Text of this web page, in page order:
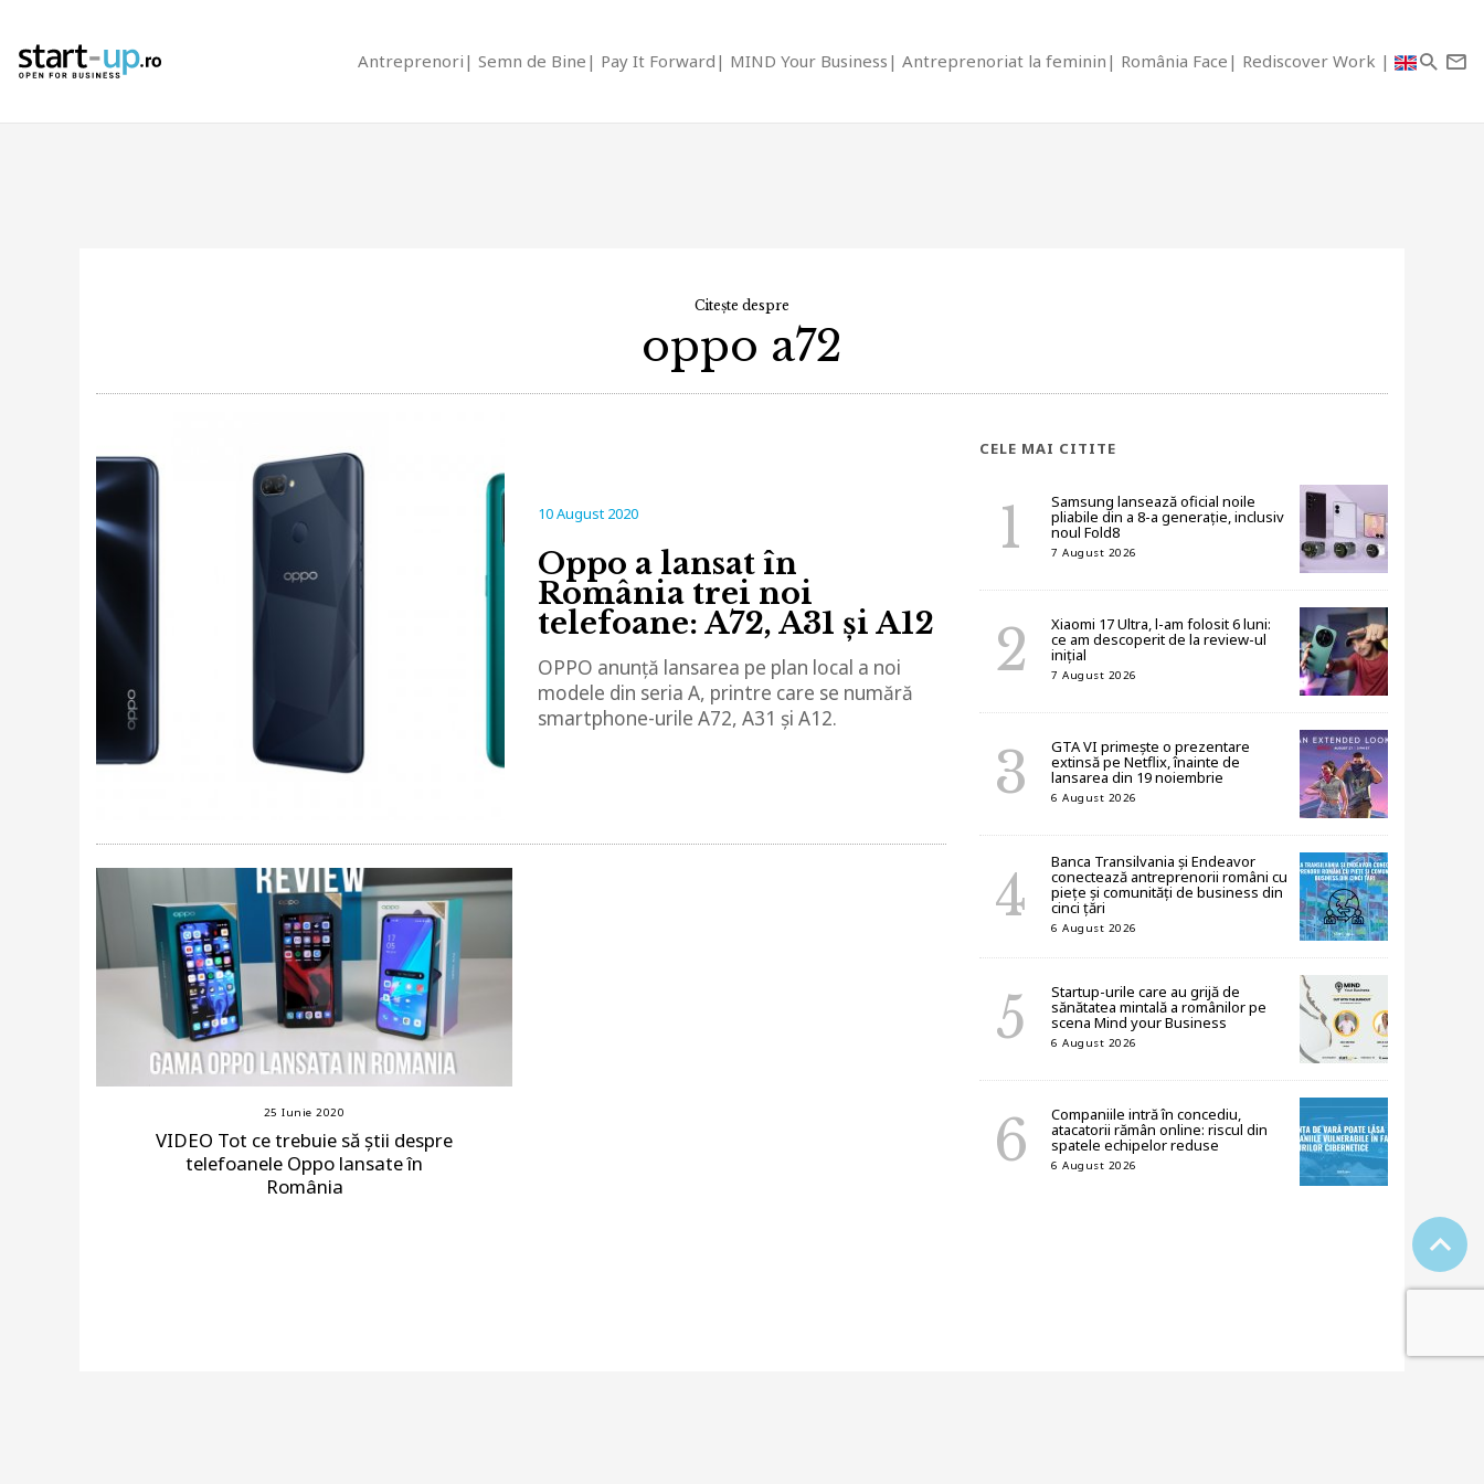
Antreprenori Semn de Bine Pay It Forward MIND Your Business Antreprenoriat la feminin România Face Rediscover Work
Citește despre
oppo a72
10 August 2020
Oppo a lansat în
România trei noi
telefoane: A72, A31 și A12
OPPO anunță lansarea pe plan local a noi
modele din seria A, printre care se numără
smartphone-urile A72, A31 și A12.
25 Iunie 2020
VIDEO Tot ce trebuie să știi despre
telefoanele Oppo lansate în
România
CELE MAI CITITE
Samsung lansează oficial noile
pliabile din a 8-a generație, inclusiv
noul Fold8
7 August 2026
Xiaomi 17 Ultra, l-am folosit 6 luni:
ce am descoperit de la review-ul
inițial
7 August 2026
GTA VI primește o prezentare
extinsă pe Netflix, înainte de
lansarea din 19 noiembrie
6 August 2026
Banca Transilvania și Endeavor
conectează antreprenorii români cu
piețe și comunități de business din
cinci țări
6 August 2026
Startup-urile care au grijă de
sănătatea mintală a românilor pe
scena Mind your Business
6 August 2026
Companiile intră în concediu,
atacatorii rămân online: riscul din
spatele echipelor reduse
6 August 2026